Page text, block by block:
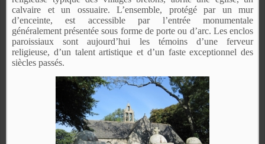
calvaire et un ossuaire. L’ensemble, protégé par un mur
d’enceinte, est accessible par l’entrée monumentale
généralement présentée sous forme de porte ou d’arc. Les enclos
paroissiaux sont aujourd’hui les témoins d’une ferveur
religieuse, d’un talent artistique et d’un faste exceptionnel des
siècles passés.